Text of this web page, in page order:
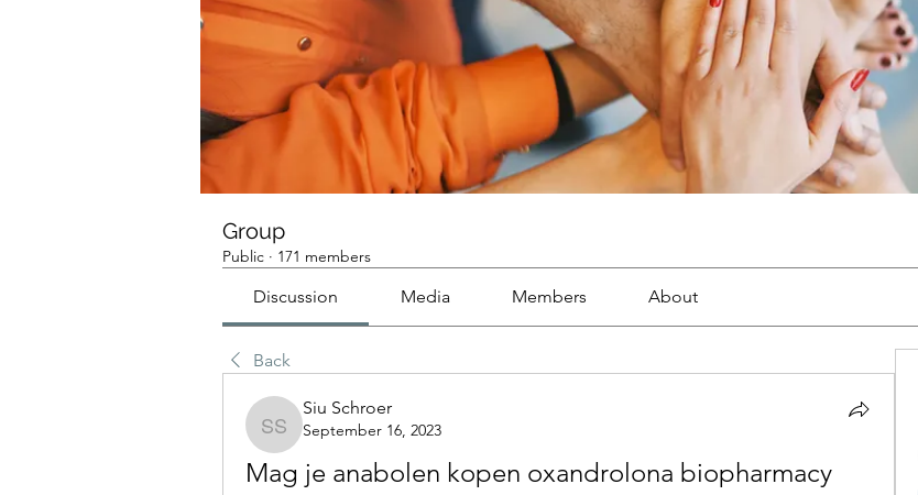
Group
Public · 171 members
Discussion Media Members About
Back
Siu Schroer
Siu Schroer
September 16, 2023
Mag je anabolen kopen oxandrolona biopharmacy